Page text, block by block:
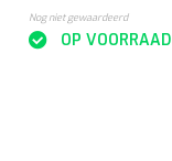
Nog niet gewaardeerd
OP VOORRAAD